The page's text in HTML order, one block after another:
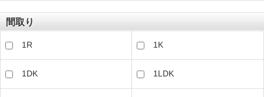
間取り
1R 1K
1DK 1LDK